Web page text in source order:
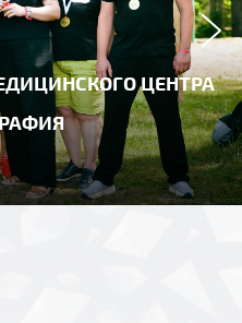
ЦЕНТРА